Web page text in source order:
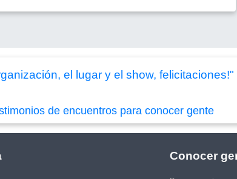
el lugar y el show,
de encuentros para conocer gente
Conocer